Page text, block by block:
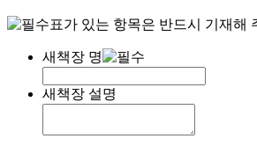
표가 있는 항목은 반드시 기재해
새책장 명
새책장 설명